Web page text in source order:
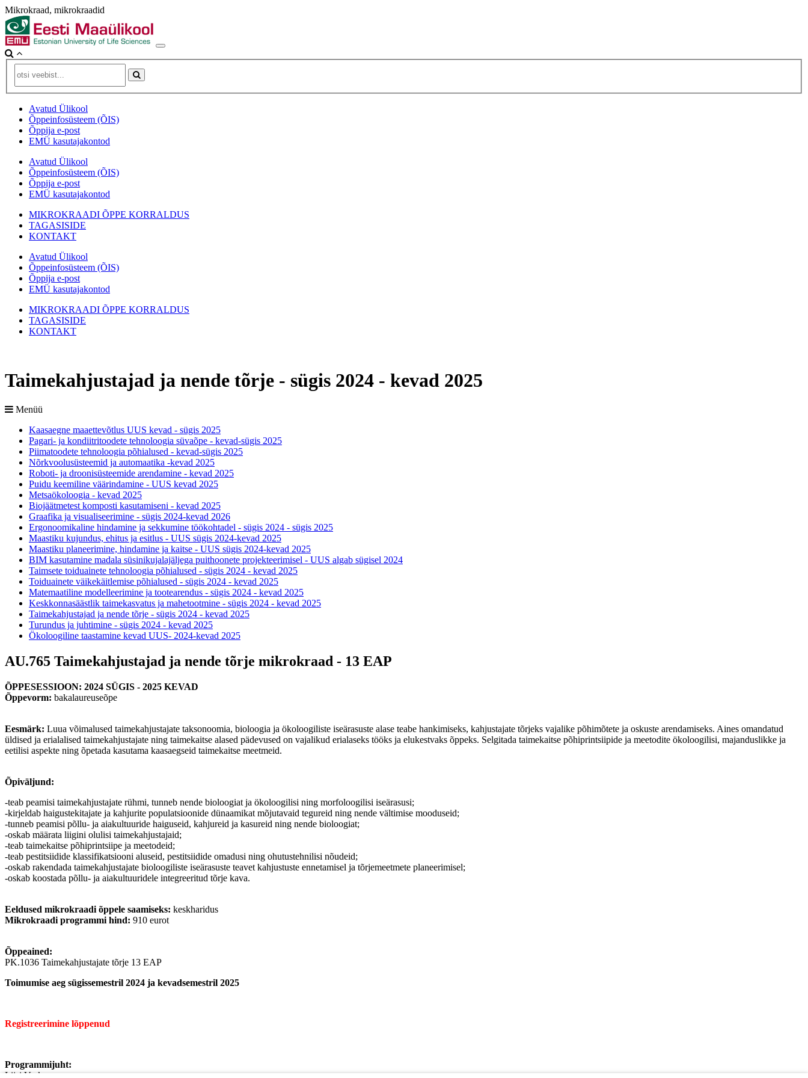
Mikrokraad, mikrokraadid
Avatud Ülikool
Õppeinfosüsteem (ÕIS)
Õppija e-post
EMÜ kasutajakontod
Avatud Ülikool
Õppeinfosüsteem (ÕIS)
Õppija e-post
EMÜ kasutajakontod
MIKROKRAADI ÕPPE KORRALDUS
TAGASISIDE
KONTAKT
Avatud Ülikool
Õppeinfosüsteem (ÕIS)
Õppija e-post
EMÜ kasutajakontod
MIKROKRAADI ÕPPE KORRALDUS
TAGASISIDE
KONTAKT
Taimekahjustajad ja nende tõrje - sügis 2024 - kevad 2025
Menüü
Kaasaegne maaettevõtlus UUS kevad - sügis 2025
Pagari- ja kondiitritoodete tehnoloogia süvaõpe - kevad-sügis 2025
Piimatoodete tehnoloogia põhialused - kevad-sügis 2025
Nõrkvoolusüsteemid ja automaatika -kevad 2025
Roboti- ja droonisüsteemide arendamine - kevad 2025
Puidu keemiline väärindamine - UUS kevad 2025
Metsaökoloogia - kevad 2025
Biojäätmetest komposti kasutamiseni - kevad 2025
Graafika ja visualiseerimine - sügis 2024-kevad 2026
Ergonoomikaline hindamine ja sekkumine töökohtadel - sügis 2024 - sügis 2025
Maastiku kujundus, ehitus ja esitlus - UUS sügis 2024-kevad 2025
Maastiku planeerimine, hindamine ja kaitse - UUS sügis 2024-kevad 2025
BIM kasutamine madala süsinikujalajäljega puithoonete projekteerimisel - UUS algab sügisel 2024
Taimsete toiduainete tehnoloogia põhialused - sügis 2024 - kevad 2025
Toiduainete väikekäitlemise põhialused - sügis 2024 - kevad 2025
Matemaatiline modelleerimine ja tootearendus - sügis 2024 - kevad 2025
Keskkonnasäästlik taimekasvatus ja mahetootmine - sügis 2024 - kevad 2025
Taimekahjustajad ja nende tõrje - sügis 2024 - kevad 2025
Turundus ja juhtimine - sügis 2024 - kevad 2025
Ökoloogiline taastamine kevad UUS- 2024-kevad 2025
AU.765 Taimekahjustajad ja nende tõrje mikrokraad - 13 EAP
ÕPPESESSIOON: 2024 SÜGIS - 2025 KEVAD
Õppevorm: bakalaureuseõpe
Eesmärk: Luua võimalused taimekahjustajate taksonoomia, bioloogia ja ökoloogiliste iseärasuste alase teabe hankimiseks, kahjustajate tõrjeks vajalike põhimõtete ja oskuste arendamiseks. Aines omandatud
üldised ja erialalised taimekahjustajate ning taimekaitse alased pädevused on vajalikud erialaseks tööks ja elukestvaks õppeks. Selgitada taimekaitse põhiprintsiipide ja meetodite ökoloogilisi, majanduslikke ja
eetilisi aspekte ning õpetada kasutama kaasaegseid taimekaitse meetmeid.
​Õpiväljund:
-teab peamisi taimekahjustajate rühmi, tunneb nende bioloogiat ja ökoloogilisi ning morfoloogilisi iseärasusi;
-kirjeldab haigustekitajate ja kahjurite populatsioonide dünaamikat mõjutavaid tegureid ning nende vältimise mooduseid;
-tunneb peamisi põllu- ja aiakultuuride haiguseid, kahjureid ja kasureid ning nende bioloogiat;
-oskab määrata liigini olulisi taimekahjustajaid;
-teab taimekaitse põhiprintsiipe ja meetodeid;
-teab pestitsiidide klassifikatsiooni aluseid, pestitsiidide omadusi ning ohutustehnilisi nõudeid;
-oskab rakendada taimekahjustajate bioloogiliste iseärasuste teavet kahjustuste ennetamisel ja tõrjemeetmete planeerimisel;
-oskab koostada põllu- ja aiakultuuridele integreeritud tõrje kava.
Eeldused mikrokraadi õppele saamiseks: keskharidus
Mikrokraadi programmi hind: 910 eurot
Õppeained:
PK.1036 Taimekahjustajate tõrje 13 EAP
Toimumise aeg sügissemestril 2024 ja kevadsemestril 2025
Registreerimine lõppenud
Programmijuht:
Liisi Veske